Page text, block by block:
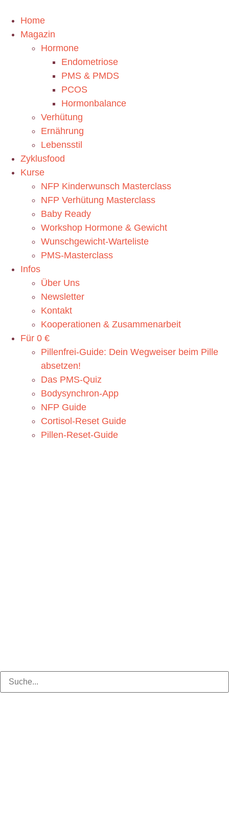
Home
Magazin
Hormone
Endometriose
PMS & PMDS
PCOS
Hormonbalance
Verhütung
Ernährung
Lebensstil
Zyklusfood
Kurse
NFP Kinderwunsch Masterclass
NFP Verhütung Masterclass
Baby Ready
Workshop Hormone & Gewicht
Wunschgewicht-Warteliste
PMS-Masterclass
Infos
Über Uns
Newsletter
Kontakt
Kooperationen & Zusammenarbeit
Für 0 €
Pillenfrei-Guide: Dein Wegweiser beim Pille
absetzen!
Das PMS-Quiz
Bodysynchron-App
NFP Guide
Cortisol-Reset Guide
Pillen-Reset-Guide